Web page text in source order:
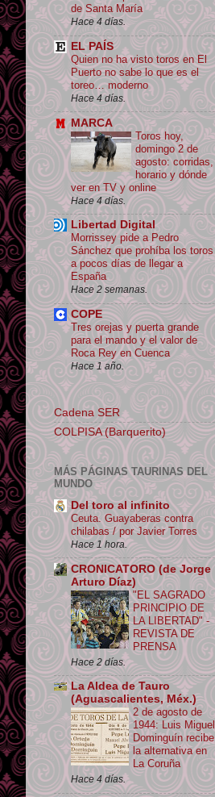
de Santa María
Hace 4 días.
EL PAÍS
Quien no ha visto toros en El
Puerto no sabe lo que es el
toreo… moderno
Hace 4 días.
MARCA
Toros hoy,
domingo 2 de
agosto: corridas,
horario y dónde
ver en TV y online
Hace 4 días.
Libertad Digital
Morrissey pide a Pedro
Sánchez que prohíba los toros
a pocos días de llegar a
España
Hace 2 semanas.
COPE
Tres orejas y puerta grande
para el mando y el valor de
Roca Rey en Cuenca
Hace 1 año.
Cadena SER
COLPISA (Barquerito)
MÁS PÁGINAS TAURINAS DEL
MUNDO
Del toro al infinito
Ceuta. Guayaberas contra
chilabas / por Javier Torres
Hace 1 hora.
CRONICATORO (de Jorge
Arturo Díaz)
"EL SAGRADO
PRINCIPIO DE
LA LIBERTAD" -
REVISTA DE
PRENSA
Hace 2 días.
La Aldea de Tauro
(Aguascalientes, Méx.)
2 de agosto de
1944: Luis Miguel
Dominguín recibe
la alternativa en
La Coruña
Hace 4 días.